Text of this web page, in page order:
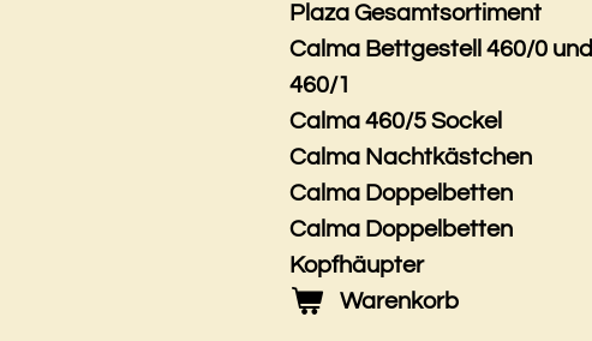
Plaza Gesamtsortiment
Calma Bettgestell 460/0 und
460/1
Calma 460/5 Sockel
Calma Nachtkästchen
Calma Doppelbetten
Calma Doppelbetten
Kopfhäupter
Warenkorb